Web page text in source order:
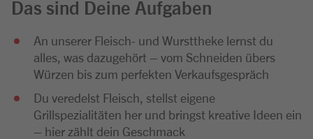
Das sind Deine Aufgaben
An unserer Fleisch- und Wursttheke lernst du
alles, was dazugehört – vom Schneiden übers
Würzen bis zum perfekten Verkaufsgespräch
Du veredelst Fleisch, stellst eigene
Grillspezialitäten her und bringst kreative Ideen ein
– hier zählt dein Geschmack